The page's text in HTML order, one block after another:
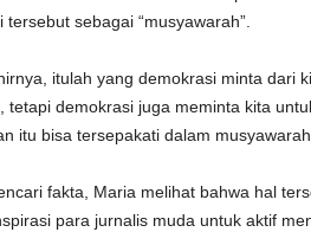
tersebut sebagai “musyawarah”.
itulah yang demokrasi minta dari
tetapi demokrasi juga meminta kita
itu bisa tersepakati dalam
fakta, Maria melihat bahwa hal
para jurnalis muda untuk aktif